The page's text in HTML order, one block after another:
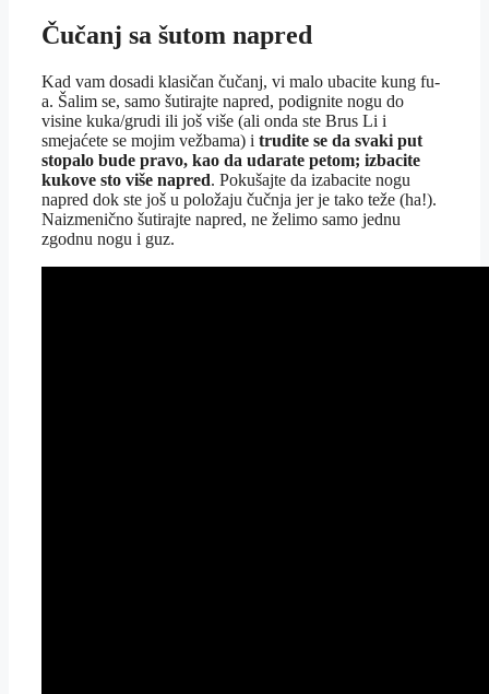
Čučanj sa šutom napred
Kad vam dosadi klasičan čučanj, vi malo ubacite kung fu-
a. Šalim se, samo šutirajte napred, podignite nogu do
visine kuka/grudi ili još više (ali onda ste Brus Li i
smejaćete se mojim vežbama) i trudite se da svaki put
stopalo bude pravo, kao da udarate petom; izbacite
kukove sto više napred. Pokušajte da izabacite nogu
napred dok ste još u položaju čučnja jer je tako teže (ha!).
Naizmenično šutirajte napred, ne želimo samo jednu
zgodnu nogu i guz.